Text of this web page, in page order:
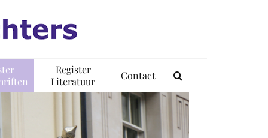
Register
Literatuur
Contact